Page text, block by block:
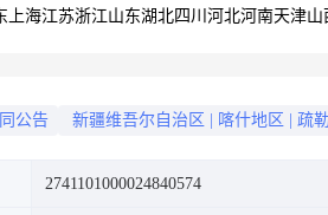
上海江苏浙江山东湖北四川 河北河南天津山
公告 新疆维吾尔自治区 喀什地区 疏
2741101000024840574